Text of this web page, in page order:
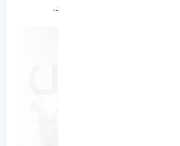
یکی از آنها را انتخاب کنید.